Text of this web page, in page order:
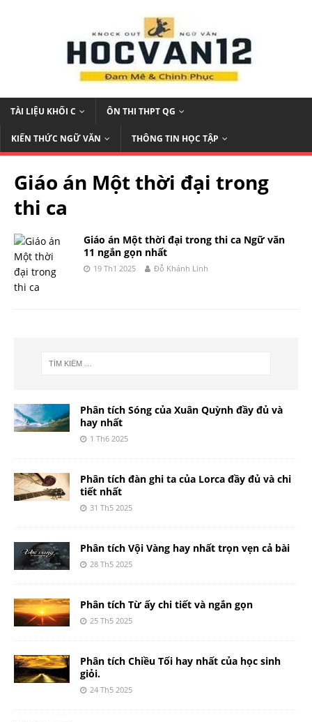
TÀI LIỆU KHỐI C ÔN THI THPT QG
KIẾN THỨC NGỮ VĂN THÔNG TIN HỌC TẬP
Giáo án Một thời đại trong
thi ca
Giáo án Một thời đại trong thi ca Ngữ văn
11 ngắn gọn nhất
19 Th1 2025 Đỗ Khánh Linh
Phân tích Sóng của Xuân Quỳnh đầy đủ và
hay nhất
1 Th6 2025
Phân tích đàn ghi ta của Lorca đầy đủ và chi
tiết nhất
31 Th5 2025
Phân tích Vội Vàng hay nhất trọn vẹn cả bài
28 Th5 2025
Phân tích Từ ấy chi tiết và ngắn gọn
25 Th5 2025
Phân tích Chiều Tối hay nhất của học sinh
giỏi.
24 Th5 2025